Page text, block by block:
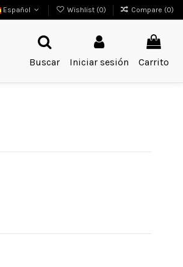
Español Wishlist (0) Compare (0)
Buscar
Iniciar sesión Carrito